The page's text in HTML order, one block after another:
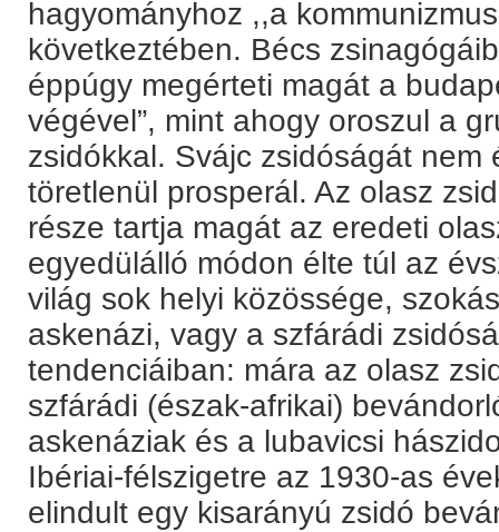
hagyományhoz ,,a
következtében. Bécs
éppúgy megérteti magát a
végével”, mint ahogy oroszul a
zsidókkal. Svájc zsidóságát nem
töretlenül prosperál. Az olasz
része tartja magát az eredeti
egyedülálló módon élte túl az
világ sok helyi közössége,
askenázi, vagy a szfárádi
tendenciáiban: mára az olasz
szfárádi (észak-afrikai)
askenáziak és a lubavicsi
Ibériai-félszigetre az 1930-as
elindult egy kisarányú zsidó